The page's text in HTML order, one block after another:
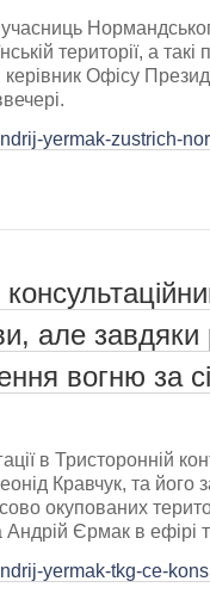
учасниць
території, а
Офісу
yermak-zustrich-
але завдяки
вогню за
в Тристоронній
Кравчук, та його
окупованих
Єрмак в ефірі
yermak-tkg-ce-